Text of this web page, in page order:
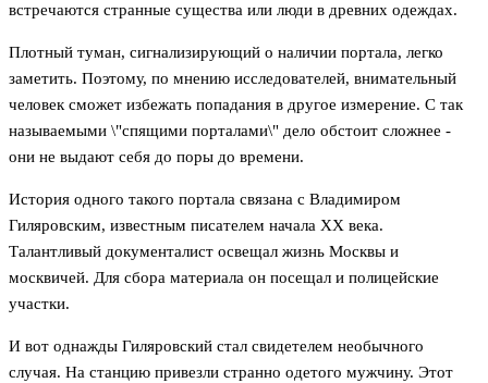
встречаются странные существа или люди в древних одеждах.
Плотный туман, сигнализирующий о наличии портала, легко
заметить. Поэтому, по мнению исследователей, внимательный
человек сможет избежать попадания в другое измерение. С так
называемыми \"спящими порталами\" дело обстоит сложнее -
они не выдают себя до поры до времени.
История одного такого портала связана с Владимиром
Гиляровским, известным писателем начала XX века.
Талантливый документалист освещал жизнь Москвы и
москвичей. Для сбора материала он посещал и полицейские
участки.
И вот однажды Гиляровский стал свидетелем необычного
случая. На станцию привезли странно одетого мужчину. Этот